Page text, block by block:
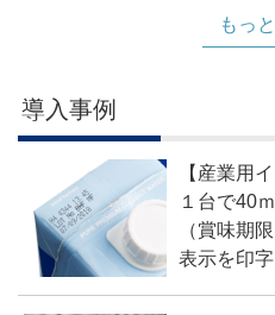
もっ
導入事例
【産業用
１台で40
（賞味期
表示を印字